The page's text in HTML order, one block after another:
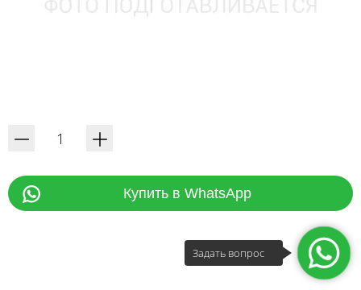
Купить в WhatsApp
Задать вопрос